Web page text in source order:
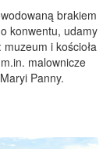
brakiem
konwentu, udamy
i kościoła
malownicze
Panny.